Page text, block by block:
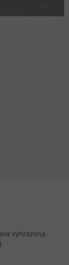
vyhrazena.